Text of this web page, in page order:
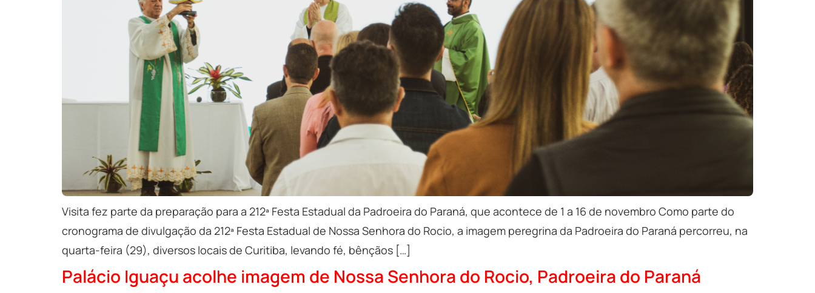
Visita fez parte da preparação para a 212ª Festa Estadual da Padroeira do Paraná, que acontece de 1 a 16 de novembro Como parte do
cronograma de divulgação da 212ª Festa Estadual de Nossa Senhora do Rocio, a imagem peregrina da Padroeira do Paraná percorreu, na
quarta-feira (29), diversos locais de Curitiba, levando fé, bênçãos […]
Palácio Iguaçu acolhe imagem de Nossa Senhora do Rocio, Padroeira do Paraná